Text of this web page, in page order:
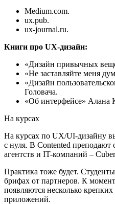
Medium.com.
ux.pub.
ux-journal.ru.
Книги про UX-дизайн:
«Дизайн привычных
«Не заставляйте меня
«Дизайн
Головача.
«Об интерфейсе» Алана
На курсах
На курсах по UX/UI-дизайну
с нуля. В Contented преподают
агентств и IT-компаний –
Практика тоже будет.
брифах от партнеров. К
появляются несколько
приложений.